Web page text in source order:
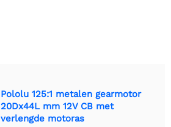
Pololu 125:1 metalen gearmotor
20Dx44L mm 12V CB met
verlengde motoras